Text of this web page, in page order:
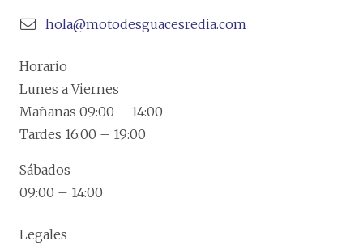
hola@motodesguacesredia.com
Horario
Lunes a Viernes
Mañanas 09:00 – 14:00
Tardes 16:00 – 19:00
Sábados
09:00 – 14:00
Legales